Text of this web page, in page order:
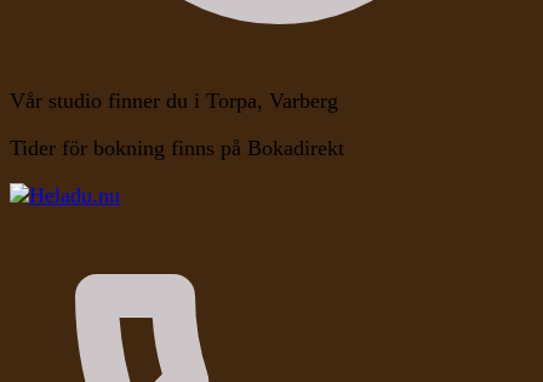
Vår studio finner du i Torpa, Varberg
Tider för bokning finns på Bokadirekt
Heladu.nu